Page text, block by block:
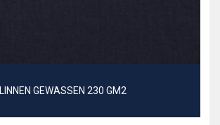
LINNEN GEWASSEN 230 GM2